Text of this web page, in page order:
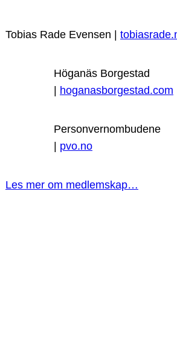
Tobias Rade Evensen |
Höganäs Borgestad
| hoganasborgestad.com
Personvernombudene
| pvo.no
Les mer om medlemskap…